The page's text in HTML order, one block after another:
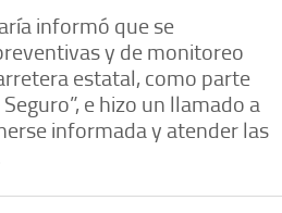
informó que se
y de monitoreo
estatal, como parte
e hizo un llamado a
informada y atender las